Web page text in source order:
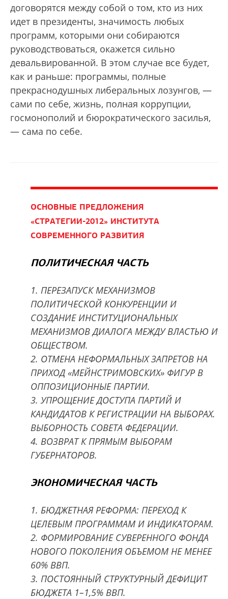
договорятся между собой о том, кто из них
идет в президенты, значимость любых
программ, которыми они собираются
руководствоваться, окажется сильно
девальвированной. В этом случае все будет,
как и раньше: программы, полные
прекраснодушных либеральных лозунгов, —
сами по себе, жизнь, полная коррупции,
госмонополий и бюрократического засилья,
— сама по себе.
ОСНОВНЫЕ ПРЕДЛОЖЕНИЯ
«СТРАТЕГИИ-2012» ИНСТИТУТА
СОВРЕМЕННОГО РАЗВИТИЯ
ПОЛИТИЧЕСКАЯ ЧАСТЬ
1. ПЕРЕЗАПУСК МЕХАНИЗМОВ
ПОЛИТИЧЕСКОЙ КОНКУРЕНЦИИ И
СОЗДАНИЕ ИНСТИТУЦИОНАЛЬНЫХ
МЕХАНИЗМОВ ДИАЛОГА МЕЖДУ ВЛАСТЬЮ И
ОБЩЕСТВОМ.
2. ОТМЕНА НЕФОРМАЛЬНЫХ ЗАПРЕТОВ НА
ПРИХОД «МЕЙНСТРИМОВСКИХ» ФИГУР В
ОППОЗИЦИОННЫЕ ПАРТИИ.
3. УПРОЩЕНИЕ ДОСТУПА ПАРТИЙ И
КАНДИДАТОВ К РЕГИСТРАЦИИ НА ВЫБОРАХ.
ВЫБОРНОСТЬ СОВЕТА ФЕДЕРАЦИИ.
4. ВОЗВРАТ К ПРЯМЫМ ВЫБОРАМ
ГУБЕРНАТОРОВ.
ЭКОНОМИЧЕСКАЯ ЧАСТЬ
1. БЮДЖЕТНАЯ РЕФОРМА: ПЕРЕХОД К
ЦЕЛЕВЫМ ПРОГРАММАМ И ИНДИКАТОРАМ.
2. ФОРМИРОВАНИЕ СУВЕРЕННОГО ФОНДА
НОВОГО ПОКОЛЕНИЯ ОБЪЕМОМ НЕ МЕНЕЕ
60% ВВП.
3. ПОСТОЯННЫЙ СТРУКТУРНЫЙ ДЕФИЦИТ
БЮДЖЕТА 1–1,5% ВВП.